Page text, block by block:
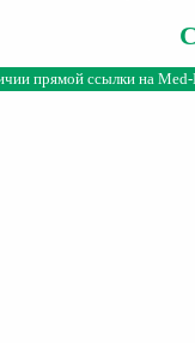
прямой ссылки на